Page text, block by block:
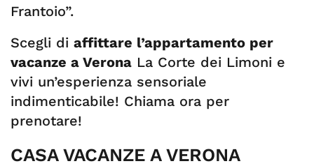
Frantoio”.
Scegli di affittare l’appartamento per
vacanze a Verona La Corte dei Limoni e
vivi un’esperienza sensoriale
indimenticabile! Chiama ora per
prenotare!
CASA VACANZE A VERONA